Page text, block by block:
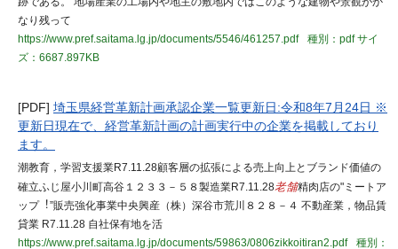
なり残って
https://www.pref.saitama.lg.jp/documents/5546/461257.pdf
種別：pdfサイ
ズ：6687.897KB
[PDF] 埼玉県経営革新計画承認企業一覧更新日:令和8年7月24日 ※
更新日現在で、経営革新計画の計画実行中の企業を掲載しており
ます。
潮教育，学習支援業R7.11.28顧客層の拡張による売上向上とブランド価値の
確立ふじ屋小川町高谷１２３３－５８製造業R7.11.28老舗精肉店の"ミートア
ップ︕”販売強化事業中央興産（株）深谷市荒川８２８－４ 不動産業，物品賃
貸業 R7.11.28 自社保有地を活
https://www.pref.saitama.lg.jp/documents/59863/0806zikkoitiran2.pdf
種別：